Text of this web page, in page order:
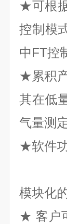
★可根
控制模
中FT控
★累积
其在低
气量测
★软件
模块化
★ 客户